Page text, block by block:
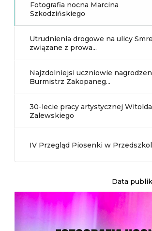
Fotografia nocna Marcina
Szkodzińskiego
Utrudnienia drogowe na ulicy
związane z prowa...
Najzdolniejsi uczniowie
Burmistrz Zakopaneg...
30-lecie pracy artystycznej Witolda
Zalewskiego
IV Przegląd Piosenki w
Data